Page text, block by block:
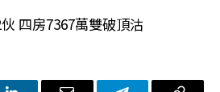
四房7367萬雙破頂沽